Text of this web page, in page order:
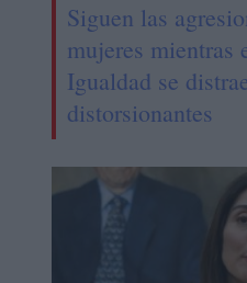
Siguen las
mujeres mientras
Igualdad se
distorsionantes